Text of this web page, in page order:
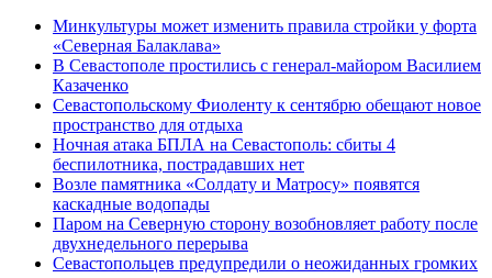
Минкультуры может изменить правила стройки у форта
«Северная Балаклава»
В Севастополе простились с генерал-майором Василием
Казаченко
Севастопольскому Фиоленту к сентябрю обещают новое
пространство для отдыха
Ночная атака БПЛА на Севастополь: сбиты 4
беспилотника, пострадавших нет
Возле памятника «Солдату и Матросу» появятся
каскадные водопады
Паром на Северную сторону возобновляет работу после
двухнедельного перерыва
Севастопольцев предупредили о неожиданных громких